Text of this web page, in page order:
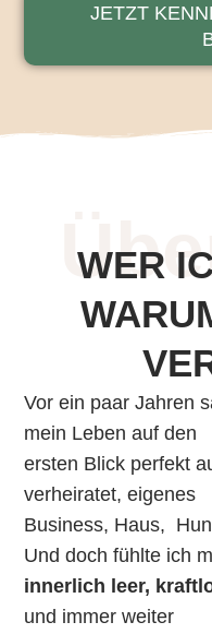
JETZT
WER
Vor ein paar Jahren
mein Leben auf den
ersten Blick perfekt
verheiratet, eigenes
Business, Haus,
Und doch fühlte ich
innerlich leer,
und immer weiter